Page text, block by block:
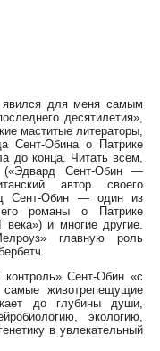
для меня самым
десятилетия»,
маститые литераторы,
Сент-Обина о Патрике
до конца. Читать всем,
(«Эдвард Сент-Обин —
автор своего
Сент-Обин — один из
романы о Патрике
и многие другие.
главную роль
Сент-Обин «с
самые животрепещущие
до глубины души,
экологию,
в увлекательный